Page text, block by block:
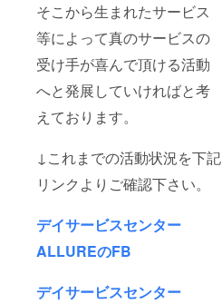
そこから生まれたサービス
等によって真のサービスの
受け手が喜んで頂ける活動
へと発展していければと考
えております。
↓これまでの活動状況を下記
リンクよりご確認下さい。
デイサービスセンター
ALLUREのFB
デイサービスセンター